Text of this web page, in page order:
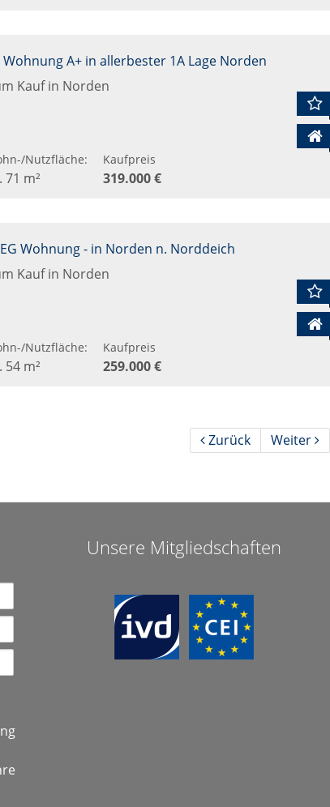
Wohnung A+ in allerbester 1A Lage Norden
Kauf in Norden
Nutzfläche:
71 m²
Kaufpreis
319.000 €
Wohnung - in Norden n. Norddeich
Kauf in Norden
Nutzfläche:
54 m²
Kaufpreis
259.000 €
Zurück Weiter
Unsere Mitgliedschaften